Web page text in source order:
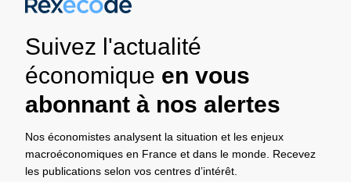
Suivez l'actualité
économique en vous
abonnant à nos alertes
Nos économistes analysent la situation et les enjeux
macroéconomiques en France et dans le monde. Recevez
les publications selon vos centres d’intérêt.